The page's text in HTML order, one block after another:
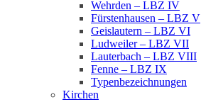
Wehrden – LBZ IV
Fürstenhausen – LBZ V
Geislautern – LBZ VI
Ludweiler – LBZ VII
Lauterbach – LBZ VIII
Fenne – LBZ IX
Typenbezeichnungen
Kirchen